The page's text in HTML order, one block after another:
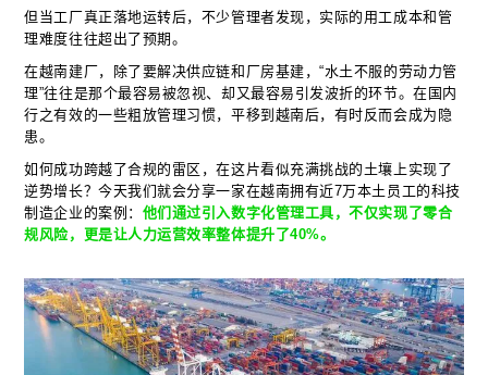
但当工厂真正落地运转后，不少管理者发现，实际的用工成本和管
理难度往往超出了预期。
在越南建厂，除了要解决供应链和厂房基建，“水土不服的劳动力管
理”往往是那个最容易被忽视、却又最容易引发波折的环节。在国内
行之有效的一些粗放管理习惯，平移到越南后，有时反而会成为隐
患。
如何成功跨越了合规的雷区，在这片看似充满挑战的土壤上实现了
逆势增长？今天我们就会分享一家在越南拥有近7万本土员工的科技
制造企业的案例： 他们通过引入数字化管理工具，不仅实现了零合
规风险，更是让人力运营效率整体提升了40%。